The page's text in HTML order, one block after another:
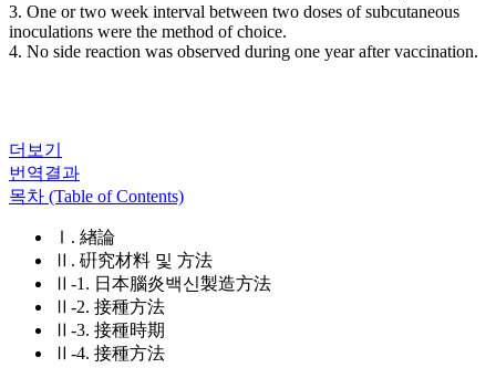
3. One or two week interval between two doses of subcutaneous
inoculations were the method of choice.
4. No side reaction was observed during one year after vaccination.
더보기
번역결과
목차 (Table of Contents)
Ⅰ. 緖論
Ⅱ. 硏究材料 및 方法
Ⅱ-1. 日本腦炎백신製造方法
Ⅱ-2. 接種方法
Ⅱ-3. 接種時期
Ⅱ-4. 接種方法